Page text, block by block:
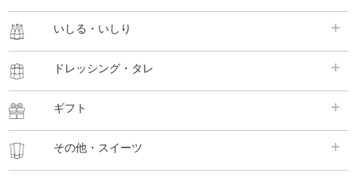
いしる・いしり
ドレッシング・タレ
ギフト
その他・スイーツ